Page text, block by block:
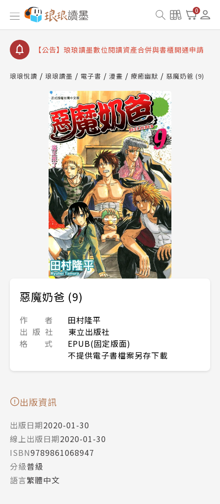
0
查詢
【公告】因 Readmoo 讀墨系統維護中，本站同步暫
停部分閱讀服務
【公告】琅琅讀墨數位閱讀資產合併與書櫃開通申請
【公告】琅琅讀墨 3 分鐘完成書櫃開通與資產合併申
請圖文教學
【公告】琅琅書店服務升級重要說明及資產合併結果
【公告】因 Readmoo 讀墨系統維護中，本站同步暫
停部分閱讀服務
琅琅悅讀 琅琅讀墨 電子書 漫畫 療癒幽默 惡魔奶爸 (9)
惡魔奶爸 (9)
作 者
田村隆平
出 版 社
東立出版社
格 式
EPUB(固定版面)
不提供電子書檔案另存下載
出版資訊
出版日期2020-01-30
線上出版日期2020-01-30
ISBN9789861068947
分級普級
語言繁體中文